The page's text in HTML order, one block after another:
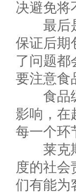
决避免将
最后是
保证后期
了问题
要注意食
食品级
影响，在
每一个环
莱克斯
度的社
们有能为